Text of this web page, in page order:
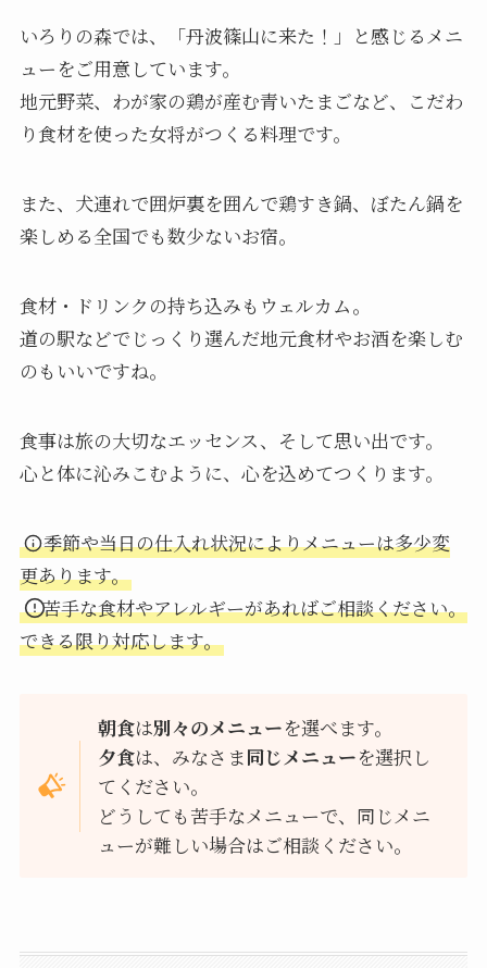
いろりの森では、「丹波篠山に来た！」と感じるメニ
ューをご用意しています。
地元野菜、わが家の鶏が産む青いたまごなど、こだわ
り食材を使った女将がつくる料理です。
また、犬連れで囲炉裏を囲んで鶏すき鍋、ぼたん鍋を
楽しめる全国でも数少ないお宿。
食材・ドリンクの持ち込みもウェルカム。
道の駅などでじっくり選んだ地元食材やお酒を楽しむ
のもいいですね。
食事は旅の大切なエッセンス、そして思い出です。
心と体に沁みこむように、心を込めてつくります。
季節や当日の仕入れ状況によりメニューは多少変
更あります。
苦手な食材やアレルギーがあればご相談ください。
できる限り対応します。
朝食は別々のメニューを選べます。
夕食は、みなさま同じメニューを選択し
てください。
どうしても苦手なメニューで、同じメニ
ューが難しい場合はご相談ください。